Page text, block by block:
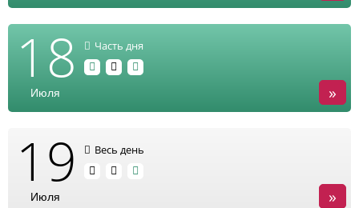
18
Июля
Часть дня
»
19
Июля
Весь день
»